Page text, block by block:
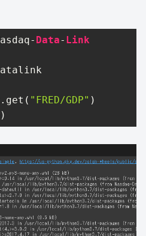
Data- Link
"FRED/GDP" )